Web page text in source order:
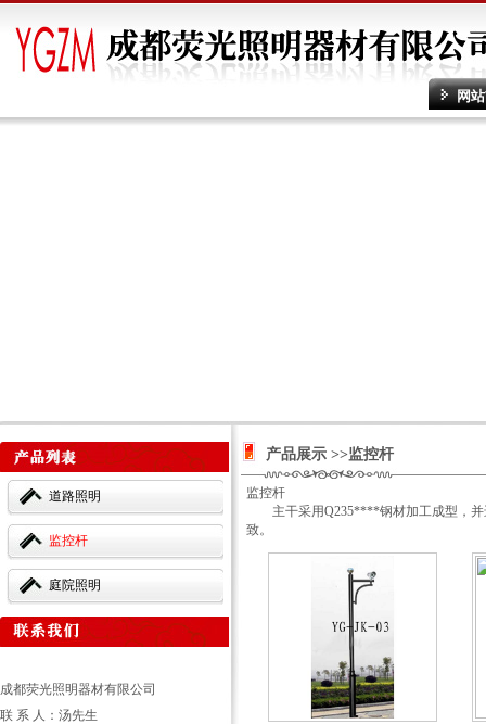
网
道路照明
监控杆
庭院照明
成都荧光照明器材有限公司
联 系 人：汤先生
产品展示 >>监控杆
监控杆
主干采用Q235****钢材加工成型，并
致。